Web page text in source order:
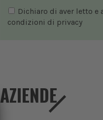
Dichiaro di aver letto e
condizioni di privacy
AZIENDE